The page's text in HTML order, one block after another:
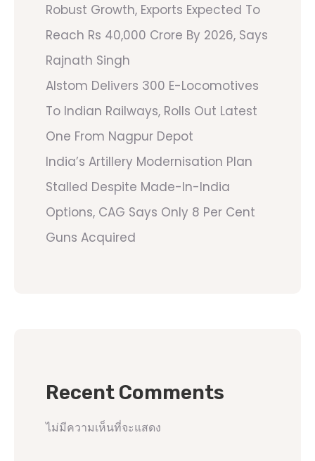
Robust Growth, Exports Expected To
Reach Rs 40,000 Crore By 2026, Says
Rajnath Singh
Alstom Delivers 300 E-Locomotives
To Indian Railways, Rolls Out Latest
One From Nagpur Depot
India’s Artillery Modernisation Plan
Stalled Despite Made-In-India
Options, CAG Says Only 8 Per Cent
Guns Acquired
Recent Comments
ไม่มีความเห็นที่จะแสดง